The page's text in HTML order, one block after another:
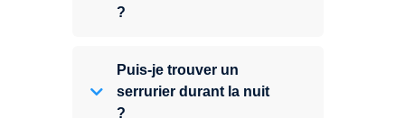
?
Puis-je trouver un
serrurier durant la nuit
?